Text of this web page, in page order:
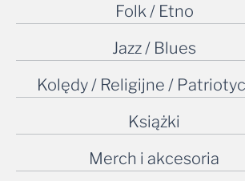
Folk / Etno
Jazz / Blues
Kolędy / Religijne /
Książki
Merch i akcesoria